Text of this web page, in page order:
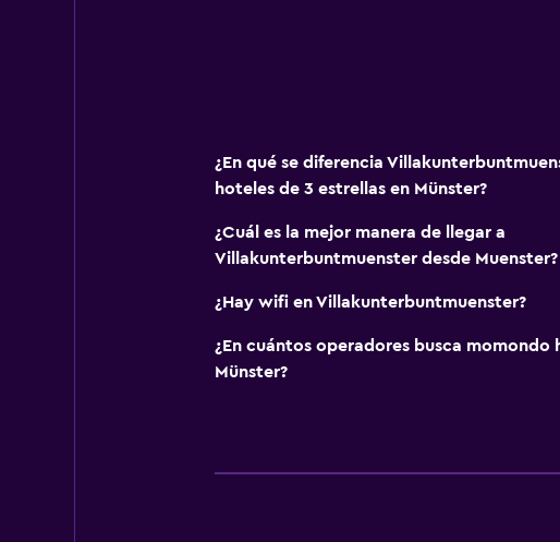
¿En qué se diferencia
hoteles de 3 estrellas en Münster?
¿Cuál es la mejor manera de llegar a
Villakunterbuntmuenster desde Muenster?
¿Hay wifi en Villakunterbuntmuenster?
¿En cuántos operadores busca momondo
Münster?